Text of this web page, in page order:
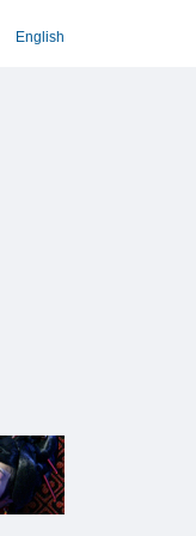
English